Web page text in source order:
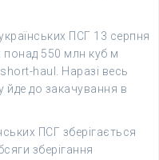
ПСГ 13 серпня
понад 550 млн куб м
haul. Наразі весь
йде до закачування в
ПСГ зберігається
зберігання